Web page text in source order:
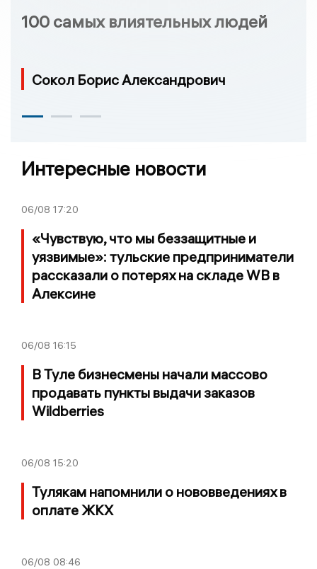
100 самых влиятельных людей
Сокол Борис Александрович
Интересные новости
06/08 17:20
«Чувствую, что мы беззащитные и
уязвимые»: тульские предприниматели
рассказали о потерях на складе WB в
Алексине
06/08 16:15
В Туле бизнесмены начали массово
продавать пункты выдачи заказов
Wildberries
06/08 15:20
Тулякам напомнили о нововведениях в
оплате ЖКХ
06/08 08:46